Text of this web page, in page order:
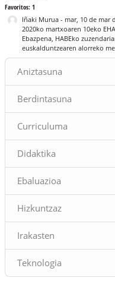
Bloques
Aniztasuna
Berdintasuna
Curriculuma
Didaktika
Ebaluazioa
Hizkuntzaz
Irakasten
Teknologia
Favoritos: 1
Iñaki Murua - mar, 10 de mar
2020ko martxoaren 10eko
Ebazpena, HABEko
euskalduntzearen alorreko